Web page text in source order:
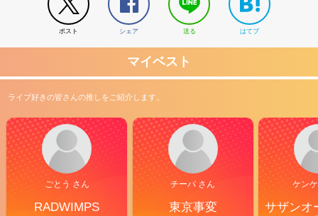
ポスト シェア 送る はてブ
マイベスト
ライブ好きの皆さんの推しをご紹介します。
ごとう さん
RADWIMPS
チーバ さん
東京事変
ケン
サザンオ